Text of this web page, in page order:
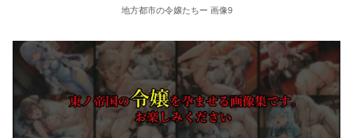
地方都市の令嬢たちー 画像9